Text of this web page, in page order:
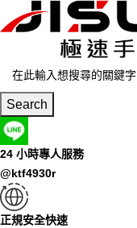
Search
24 小時專人服務
@ktf4930r
正規安全快速